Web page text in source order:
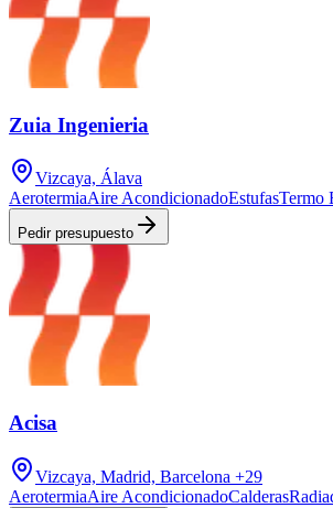
Zuia Ingenieria
Vizcaya, Álava
AerotermiaAire AcondicionadoEstufasTermo
Pedir presupuesto
Acisa
Vizcaya, Madrid, Barcelona +29
AerotermiaAire AcondicionadoCalderas